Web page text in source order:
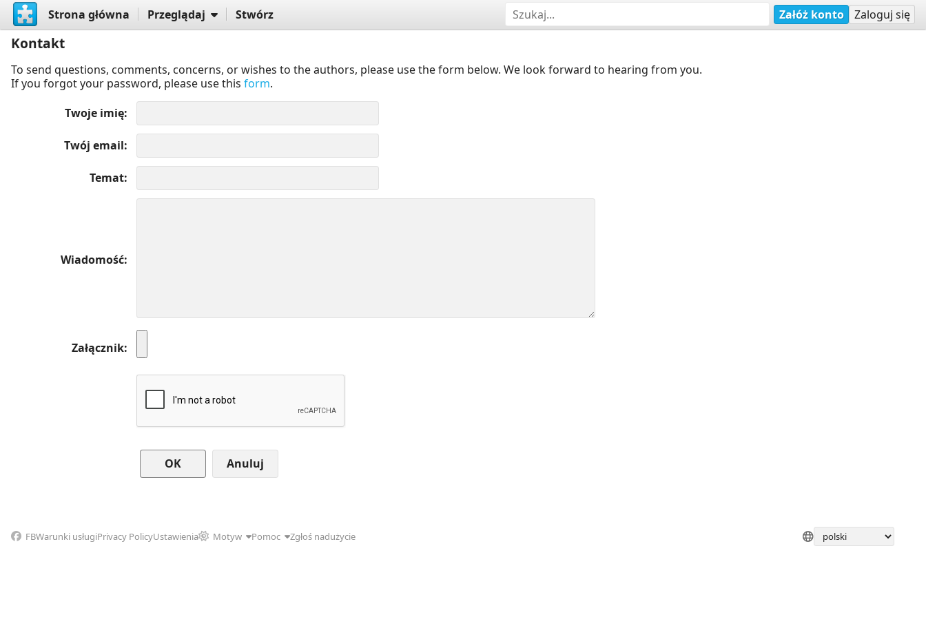
Strona główna Przeglądaj Stwórz Załóż konto Zaloguj się
Kontakt
To send questions, comments, concerns, or wishes to the authors, please use the form below. We look forward to hearing from you.
If you forgot your password, please use this form.
Twoje imię
Twój email
Temat
Wiadomość
Załącznik
Anuluj
FBWarunki usługiPrivacy PolicyUstawienia Motyw Pomoc Zgłoś nadużycie